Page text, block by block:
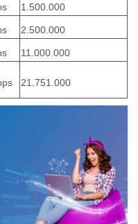
1.500.000
2.500.000
11.000.000
21.751.000